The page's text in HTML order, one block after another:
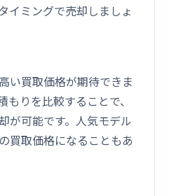
イミングで売却しましょ
い買取価格が期待できま
りを比較することで、
が可能です。人気モデル
買取価格になることもあ